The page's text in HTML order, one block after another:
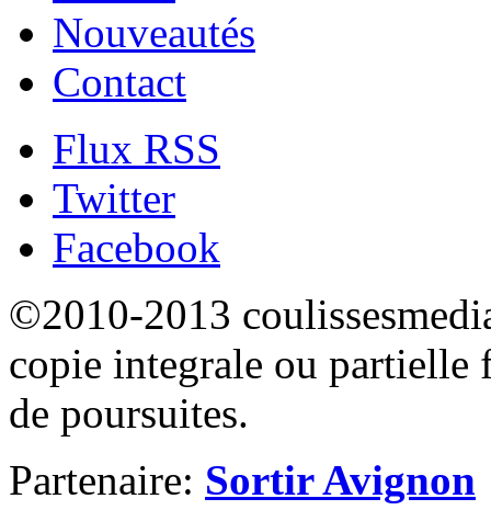
Nouveautés
Contact
Flux RSS
Twitter
Facebook
©2010-2013
copie integrale ou partielle
de poursuites.
Partenaire: Sortir Avignon